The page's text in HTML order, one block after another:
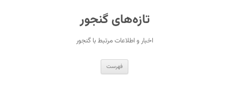
تازه‌های گنجور
اخبار و اطلاعات مرتبط با گنجور
فهرست